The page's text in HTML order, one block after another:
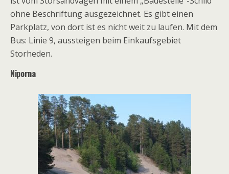
ohne Beschriftung ausgezeichnet. Es gibt einen
Parkplatz, von dort ist es nicht weit zu laufen. Mit dem
Bus: Linie 9, aussteigen beim Einkaufsgebiet
Storheden.
Niporna